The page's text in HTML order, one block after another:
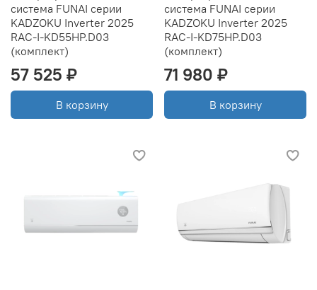
система FUNAI серии
KADZOKU Inverter 2025
RAC-I-KD55HP.D03
(комплект)
57 525 ₽
В корзину
система FUNAI серии
KADZOKU Inverter 2025
RAC-I-KD75HP.D03
(комплект)
71 980 ₽
В корзину